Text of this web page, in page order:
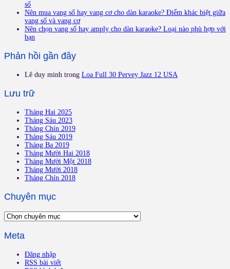
số
Nên mua vang số hay vang cơ cho dàn karaoke? Điểm khác biệt giữa
vang số và vang cơ
Nên chọn vang số hay amply cho dàn karaoke? Loại nào phù hợp với
bạn
Phản hồi gần đây
Lê duy minh trong Loa Full 30 Pervey Jazz 12 USA
Lưu trữ
Tháng Hai 2025
Tháng Sáu 2023
Tháng Chín 2019
Tháng Sáu 2019
Tháng Ba 2019
Tháng Mười Hai 2018
Tháng Mười Một 2018
Tháng Mười 2018
Tháng Chín 2018
Chuyên mục
Chuyên
mục
Meta
Đăng nhập
RSS bài viết